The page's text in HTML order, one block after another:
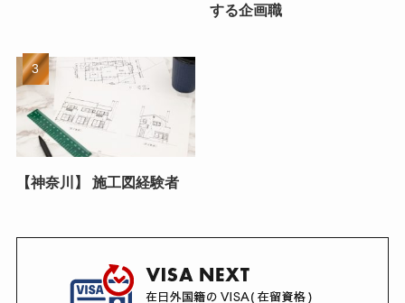
する企画職
【神奈川】 施工図経験者